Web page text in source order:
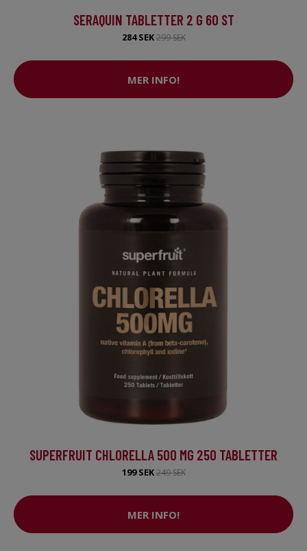
SERAQUIN TABLETTER 2 G 60 ST
284 SEK299 SEK
MER INFO!
SUPERFRUIT CHLORELLA 500 MG 250 TABLETTER
199 SEK249 SEK
MER INFO!